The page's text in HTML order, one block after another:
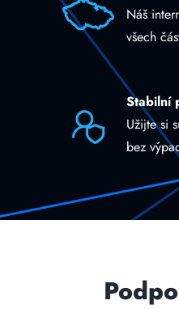
Náš
všech
Stabilní
Užijte si
bez